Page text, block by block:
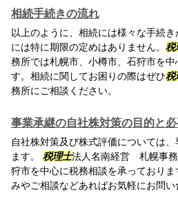
相続手続きの流れ
以上のように、相続には様々な手続
には特に期限の定めはありません。 税
務所では札幌市、小樽市、石狩市を
す。相続に関してお困りの際はぜひ税
務所にご相談ください。
事業承継の自社株対策の目的と
自社株対策及び株式評価については
ます。 税理士法人名南経営 札幌事
狩市を中心に税務相談を承っており
みやご相談などあればお気軽にお問い